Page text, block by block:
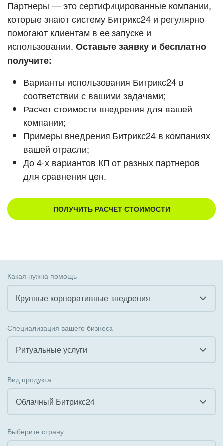
ВХОД
ВХОД
Смотреть видеокейсы
Партнеры — это сертифицированные компании,
которые знают систему Битрикс24 и регулярно
помогают клиентам в ее запуске и
использовании. Оставьте заявку и бесплатно
получите:
Варианты использования Битрикс24 в
соответствии с вашими задачами;
Расчет стоимости внедрения для вашей
компании;
Примеры внедрения Битрикс24 в компаниях
вашей отрасли;
До 4-х вариантов КП от разных партнеров
для сравнения цен.
ПОЛУЧИТЬ РАСЧЕТ СТОИМОСТИ
Какая нужна помощь
Крупные корпоративные внедрения
Внедрение КЭДО
Интеграция с 1С
Организация задач и проектов
Внедрение Бизнес-процессов
Специализация вашего бизнеса
Ритуальные услуги
Государственные организации
Коммунальные услуги, ЖКХ
Вид продукта
Облачный Битрикс24
Выберите страну